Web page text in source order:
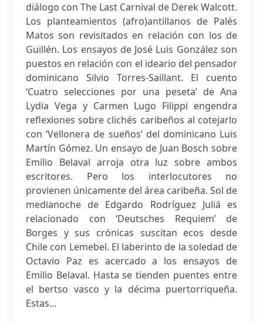
diálogo con The Last Carnival de Derek Walcott.
Los planteamientos (afro)antillanos de Palés
Matos son revisitados en relación con los de
Guillén. Los ensayos de José Luis González son
puestos en relación con el ideario del pensador
dominicano Silvio Torres-Saillant. El cuento
‘Cuatro selecciones por una peseta’ de Ana
Lydia Vega y Carmen Lugo Filippi engendra
reflexiones sobre clichés caribeños al cotejarlo
con ‘Vellonera de sueños’ del dominicano Luis
Martín Gómez. Un ensayo de Juan Bosch sobre
Emilio Belaval arroja otra luz sobre ambos
escritores. Pero los interlocutores no
provienen únicamente del área caribeña. Sol de
medianoche de Edgardo Rodríguez Juliá es
relacionado con ‘Deutsches Requiem’ de
Borges y sus crónicas suscitan ecos desde
Chile con Lemebel. El laberinto de la soledad de
Octavio Paz es acercado a los ensayos de
Emilio Belaval. Hasta se tienden puentes entre
el bertso vasco y la décima puertorriqueña.
Estas...